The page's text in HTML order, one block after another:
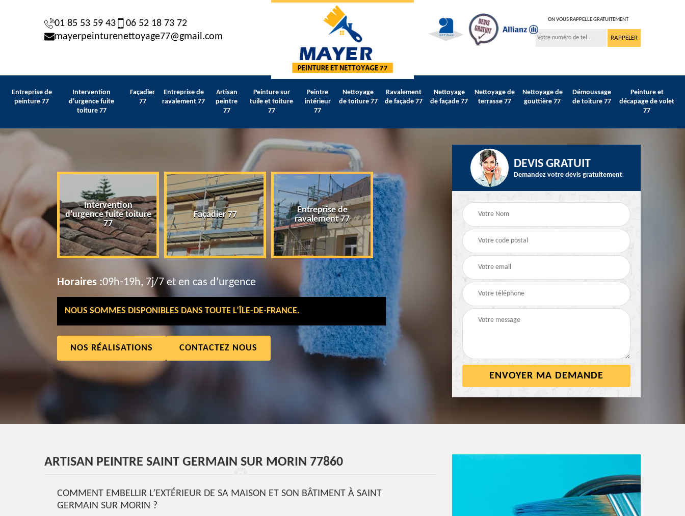
01 85 53 59 43
06 52 18 73 72
mayerpeinturenettoyage77@gmail.com
ON VOUS RAPPELLE GRATUITEMENT
Entreprise de
peinture 77
Intervention
d'urgence fuite
toiture 77
Façadier
77
Entreprise de
ravalement 77
Artisan
peintre
77
Peinture sur
tuile et toiture
77
Peintre
intérieur
77
Nettoyage
de toiture 77
Ravalement
de façade 77
Nettoyage
de façade 77
Nettoyage de
terrasse 77
Nettoyage de
gouttière 77
Démoussage
de toiture 77
Peinture et
décapage de volet
77
peinture
Intervention
d'urgence fuite toiture
77
Façadier 77
Entreprise de
ravalement 77
Artisan peintre 77
Peinture sur tuile et
Peintre intérieur 77
Horaires :09h-19h, 7j/7 et en cas d’urgence
NOUS SOMMES DISPONIBLES DANS TOUTE L’ÎLE-DE-FRANCE.
NOS RÉALISATIONS CONTACTEZ NOUS
DEVIS GRATUIT
Demandez votre devis gratuitement
ARTISAN PEINTRE SAINT GERMAIN SUR MORIN 77860
COMMENT EMBELLIR L’EXTÉRIEUR DE SA MAISON ET SON BÂTIMENT À SAINT
GERMAIN SUR MORIN ?